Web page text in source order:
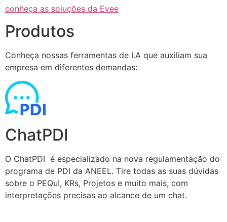
conheça as soluções da Evee
Produtos
Conheça nossas ferramentas de I.A que auxiliam sua
empresa em diferentes demandas:
ChatPDI
O ChatPDI é especializado na nova regulamentação do
programa de PDI da ANEEL. Tire todas as suas dúvidas
sobre o PEQuI, KRs, Projetos e muito mais, com
interpretações precisas ao alcance de um chat.